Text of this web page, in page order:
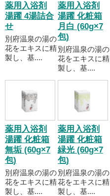
薬用入浴剤
湯躍 4湯詰合
せ
別府温泉の湯の
花をエキスに精
製し、基....
薬用入浴剤
湯躍 化粧箱
月白 (60g×7
包)
別府温泉の湯の
花をエキスに精
製し、基....
薬用入浴剤
湯躍 化粧箱
無垢 (60g×7
包)
別府温泉の湯の
花をエキスに精
製し、基....
薬用入浴剤
湯躍 化粧箱
緑光 (60g×7
包)
別府温泉の湯の
花をエキスに精
製し、基....